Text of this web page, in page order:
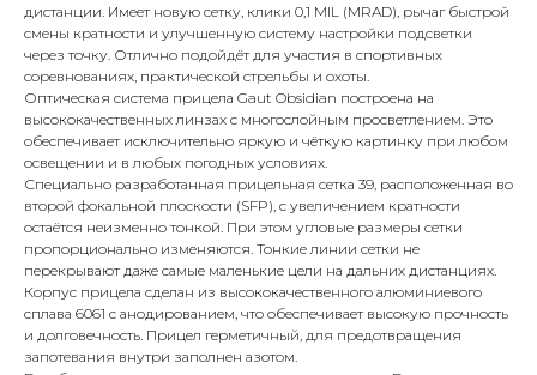
дистанции. Имеет новую сетку, клики 0,1 MIL (MRAD), рычаг быстрой
смены кратности и улучшенную систему настройки подсветки
через точку. Отлично подойдёт для участия в спортивных
соревнованиях, практической стрельбы и охоты.
Оптическая система прицела Gaut Obsidian построена на
высококачественных линзах с многослойным просветлением. Это
обеспечивает исключительно яркую и чёткую картинку при любом
освещении и в любых погодных условиях.
Специально разработанная прицельная сетка 39, расположенная во
второй фокальной плоскости (SFP), с увеличением кратности
остаётся неизменно тонкой. При этом угловые размеры сетки
пропорционально изменяются. Тонкие линии сетки не
перекрывают даже самые маленькие цели на дальних дистанциях.
Корпус прицела сделан из высококачественного алюминиевого
сплава 6061 с анодированием, что обеспечивает высокую прочность
и долговечность. Прицел герметичный, для предотвращения
запотевания внутри заполнен азотом.